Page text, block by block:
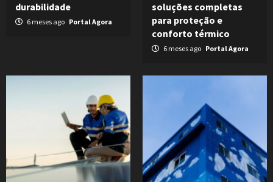
durabilidade
6 meses ago Portal Agora
soluções completas
para proteção e
conforto térmico
6 meses ago Portal Agora